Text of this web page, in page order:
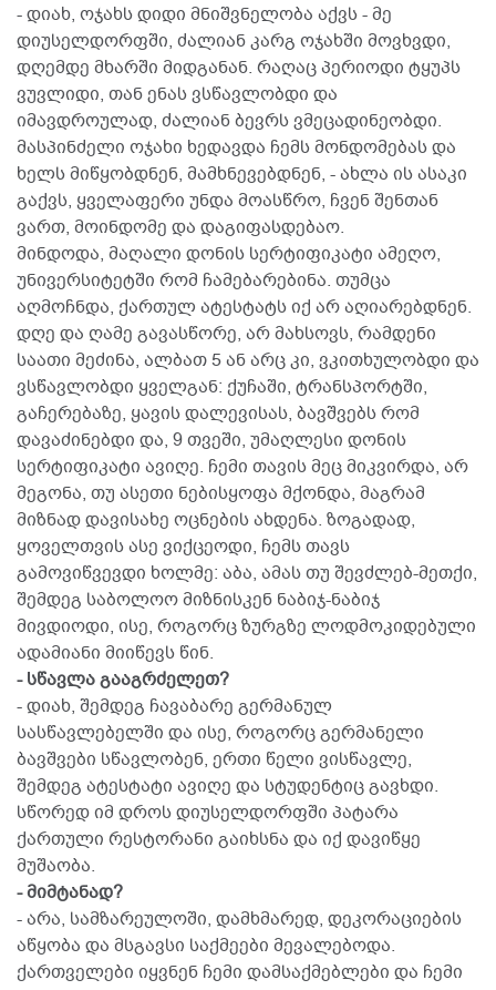
- დიახ, ოჯახს დიდი მნიშვნელობა აქვს - მე
დიუსელდორფში, ძალიან კარგ ოჯახში მოვხვდი,
დღემდე მხარში მიდგანან. რაღაც პერიოდი ტყუპს
ვუვლიდი, თან ენას ვსწავლობდი და
იმავდროულად, ძალიან ბევრს ვმეცადინეობდი.
მასპინძელი ოჯახი ხედავდა ჩემს მონდომებას და
ხელს მიწყობდნენ, მამხნევებდნენ, - ახლა ის ასაკი
გაქვს, ყველაფერი უნდა მოასწრო, ჩვენ შენთან
ვართ, მოინდომე და დაგიფასდებაო.
მინდოდა, მაღალი დონის სერტიფიკატი ამეღო,
უნივერსიტეტში რომ ჩამებარებინა. თუმცა
აღმოჩნდა, ქართულ ატესტატს იქ არ აღიარებდნენ.
დღე და ღამე გავასწორე, არ მახსოვს, რამდენი
საათი მეძინა, ალბათ 5 ან არც კი, ვკითხულობდი და
ვსწავლობდი ყველგან: ქუჩაში, ტრანსპორტში,
გაჩერებაზე, ყავის დალევისას, ბავშვებს რომ
დავაძინებდი და, 9 თვეში, უმაღლესი დონის
სერტიფიკატი ავიღე. ჩემი თავის მეც მიკვირდა, არ
მეგონა, თუ ასეთი ნებისყოფა მქონდა, მაგრამ
მიზნად დავისახე ოცნების ახდენა. ზოგადად,
ყოველთვის ასე ვიქცეოდი, ჩემს თავს
გამოვიწვევდი ხოლმე: აბა, ამას თუ შევძლებ-მეთქი,
შემდეგ საბოლოო მიზნისკენ ნაბიჯ-ნაბიჯ
მივდიოდი, ისე, როგორც ზურგზე ლოდმოკიდებული
ადამიანი მიიწევს წინ.
- სწავლა გააგრძელეთ?
- დიახ, შემდეგ ჩავაბარე გერმანულ
სასწავლებელში და ისე, როგორც გერმანელი
ბავშვები სწავლობენ, ერთი წელი ვისწავლე,
შემდეგ ატესტატი ავიღე და სტუდენტიც გავხდი.
სწორედ იმ დროს დიუსელდორფში პატარა
ქართული რესტორანი გაიხსნა და იქ დავიწყე
მუშაობა.
- მიმტანად?
- არა, სამზარეულოში, დამხმარედ, დეკორაციების
აწყობა და მსგავსი საქმეები მევალებოდა.
ქართველები იყვნენ ჩემი დამსაქმებლები და ჩემი